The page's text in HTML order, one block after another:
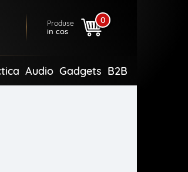
Produse
in cos
0
Audio Gadgets B2B